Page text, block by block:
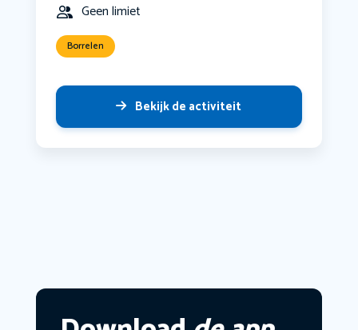
Geen limiet
Borrelen
Bekijk de activiteit